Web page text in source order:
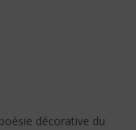
décorative du